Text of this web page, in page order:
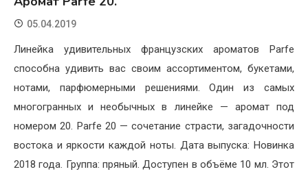
05.04.2019
Линейка удивительных французских ароматов Parfe
способна удивить вас своим ассортиментом, букетами,
нотами, парфюмерными решениями. Один из самых
многогранных и необычных в линейке — аромат под
номером 20. Parfe 20 — сочетание страсти, загадочности
востока и яркости каждой ноты. Дата выпуска: Новинка
2018 года. Группа: пряный. Доступен в объёме 10 мл. Этот